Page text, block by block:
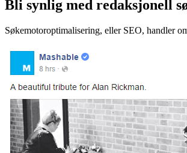
Bli synlig med redaksjonell
Søkemotoroptimalisering, eller SEO, handler